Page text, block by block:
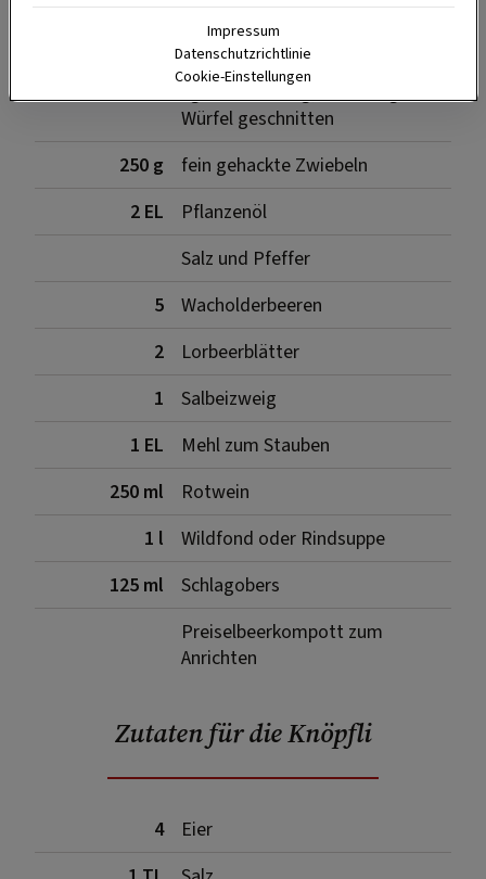
ausgelöste Rehschulter (etwa 1
kg, küchen­fertig), in 4 cm große
Würfel geschnitten
250 g
fein gehackte Zwiebeln
2 EL
Pflanzenöl
Salz und Pfeffer
5
Wacholderbeeren
2
Lorbeerblätter
1
Salbeizweig
1 EL
Mehl zum Stauben
250 ml
Rotwein
1 l
Wildfond oder Rindsuppe
125 ml
Schlagobers
Preiselbeerkompott zum
Anrichten
Zutaten für die Knöpfli
4
Eier
Impressum
Datenschutzrichtlinie
Cookie-Einstellungen